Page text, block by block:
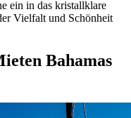
ein in das kristallklare
Vielfalt und Schönheit
Bahamas